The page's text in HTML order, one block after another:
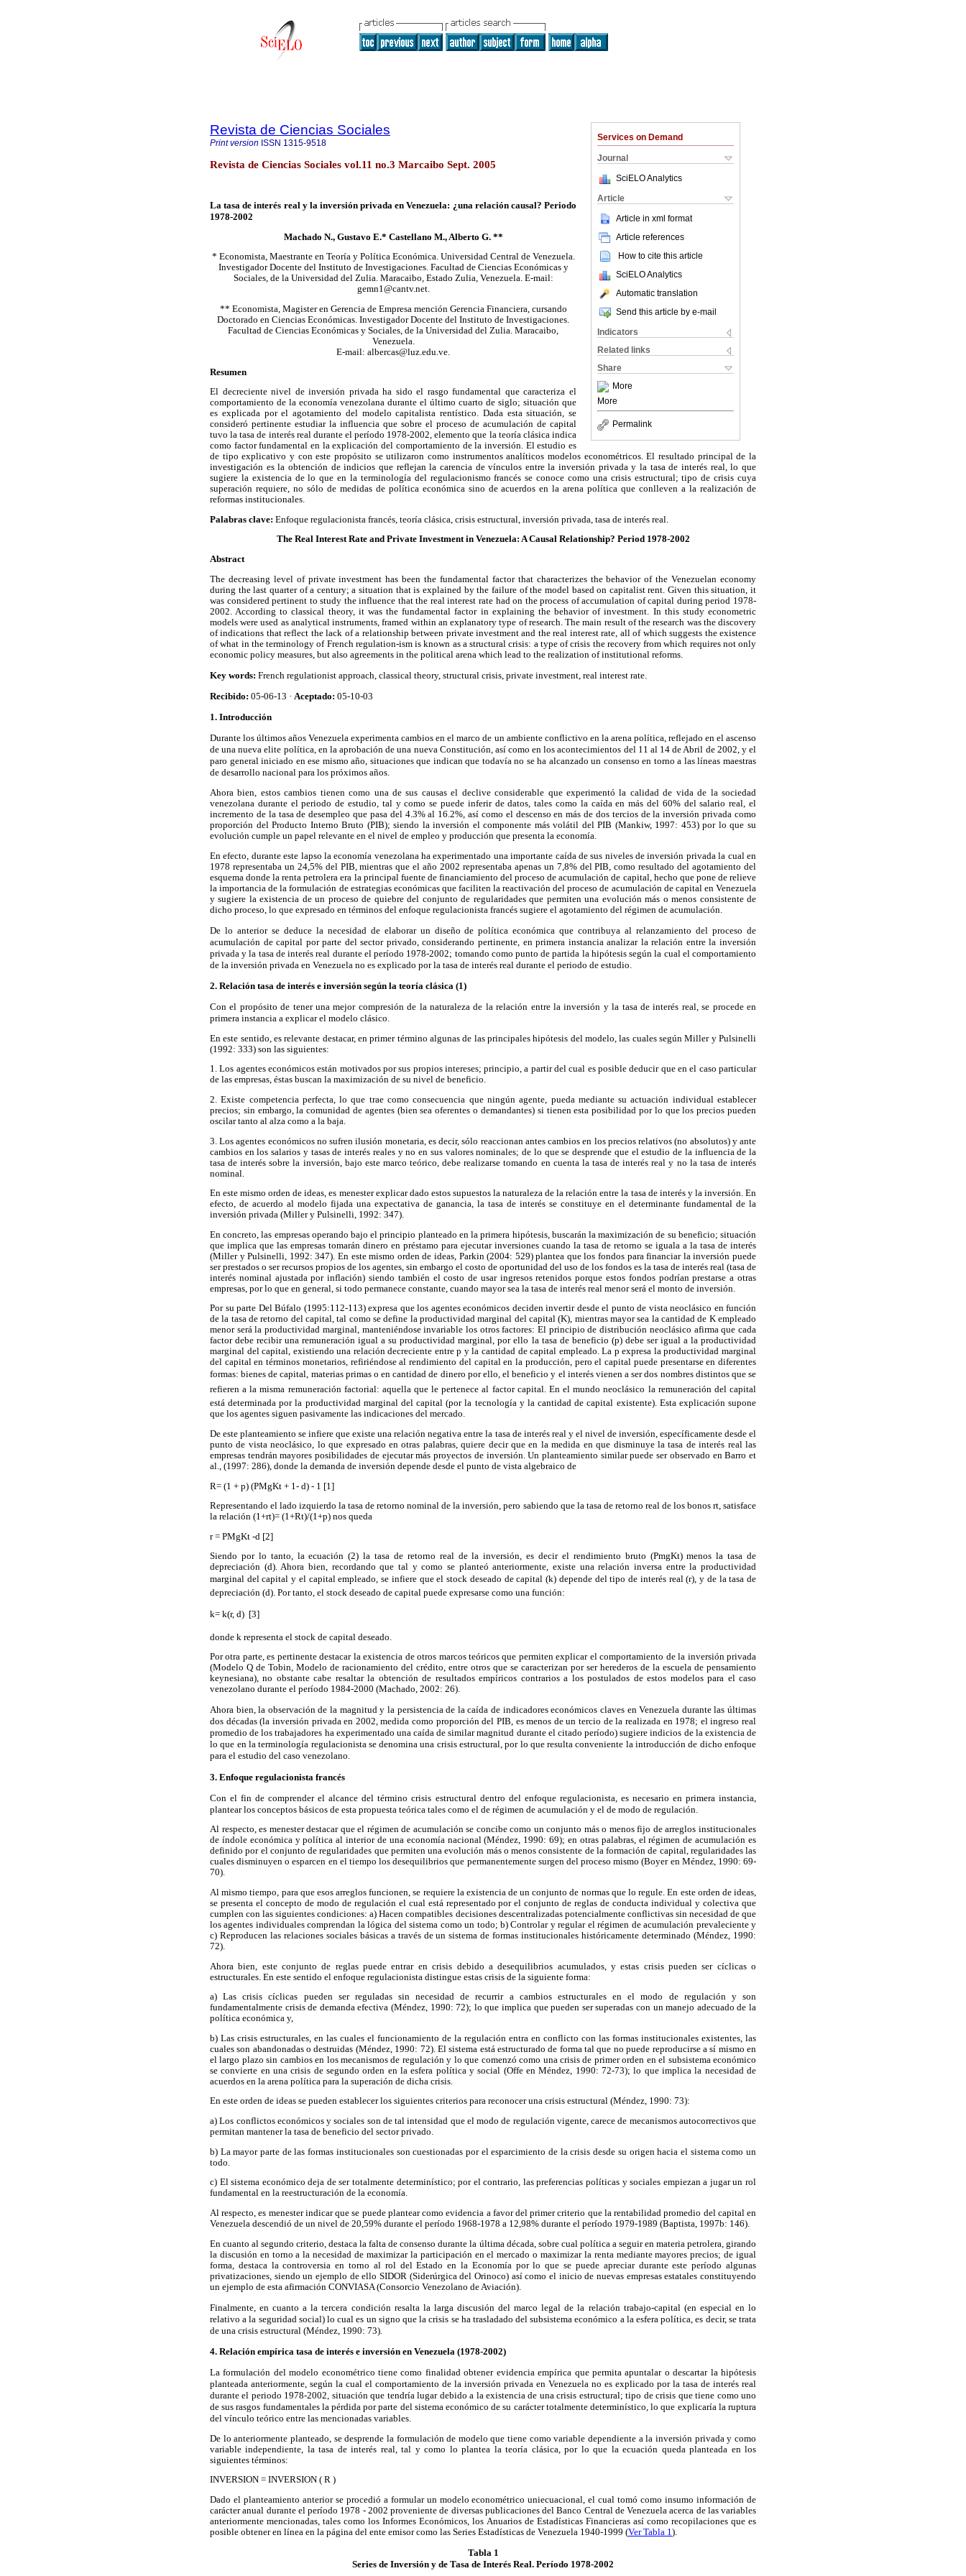
Services on Demand
Journal
SciELO Analytics
Article
Article in xml format
Article references
How to cite this article
SciELO Analytics
Automatic translation
Send this article by e-mail
Indicators
Related links
Share
More
More
Permalink
Revista de Ciencias Sociales
Print version ISSN 1315-9518
Revista de Ciencias Sociales vol.11 no.3 Marcaibo Sept. 2005
La tasa de interés real y la inversión privada en Venezuela: ¿una relación causal? Periodo
1978-2002
Machado N., Gustavo E.* Castellano M., Alberto G. **
* Economista, Maestrante en Teoría y Política Económica. Universidad Central de Venezuela.
Investigador Docente del Instituto de Investigaciones. Facultad de Ciencias Económicas y
Sociales, de la Universidad del Zulia. Maracaibo, Estado Zulia, Venezuela. E-mail:
gemn1@cantv.net.
** Economista, Magister en Gerencia de Empresa mención Gerencia Financiera, cursando
Doctorado en Ciencias Económicas. Investigador Docente del Instituto de Investigaciones.
Facultad de Ciencias Económicas y Sociales, de la Universidad del Zulia. Maracaibo,
Venezuela.
E-mail: albercas@luz.edu.ve.
Resumen
El decreciente nivel de inversión privada ha sido el rasgo fundamental que caracteriza el
comportamiento de la economía venezolana durante el último cuarto de siglo; situación que
es explicada por el agotamiento del modelo capitalista rentístico. Dada esta situación, se
consideró pertinente estudiar la influencia que sobre el proceso de acumulación de capital
tuvo la tasa de interés real durante el período 1978-2002, elemento que la teoría clásica indica
como factor fundamental en la explicación del comportamiento de la inversión. El estudio es
de tipo explicativo y con este propósito se utilizaron como instrumentos analíticos modelos econométricos. El resultado principal de la
investigación es la obtención de indicios que reflejan la carencia de vínculos entre la inversión privada y la tasa de interés real, lo que
sugiere la existencia de lo que en la terminología del regulacionismo francés se conoce como una crisis estructural; tipo de crisis cuya
superación requiere, no sólo de medidas de política económica sino de acuerdos en la arena política que conlleven a la realización de
reformas institucionales.
Palabras clave: Enfoque regulacionista francés, teoría clásica, crisis estructural, inversión privada, tasa de interés real.
The Real Interest Rate and Private Investment in Venezuela: A Causal Relationship? Period 1978-2002
Abstract
The decreasing level of private investment has been the fundamental factor that characterizes the behavior of the Venezuelan economy
during the last quarter of a century; a situation that is explained by the failure of the model based on capitalist rent. Given this situation, it
was considered pertinent to study the influence that the real interest rate had on the process of accumulation of capital during period 1978-
2002. According to classical theory, it was the fundamental factor in explaining the behavior of investment. In this study econometric
models were used as analytical instruments, framed within an explanatory type of research. The main result of the research was the discovery
of indications that reflect the lack of a relationship between private investment and the real interest rate, all of which suggests the existence
of what in the terminology of French regulation-ism is known as a structural crisis: a type of crisis the recovery from which requires not only
economic policy measures, but also agreements in the political arena which lead to the realization of institutional reforms.
Key words: French regulationist approach, classical theory, structural crisis, private investment, real interest rate.
Recibido: 05-06-13 · Aceptado: 05-10-03
1. Introducción
Durante los últimos años Venezuela experimenta cambios en el marco de un ambiente conflictivo en la arena política, reflejado en el ascenso
de una nueva elite política, en la aprobación de una nueva Constitución, así como en los acontecimientos del 11 al 14 de Abril de 2002, y el
paro general iniciado en ese mismo año, situaciones que indican que todavía no se ha alcanzado un consenso en torno a las líneas maestras
de desarrollo nacional para los próximos años.
Ahora bien, estos cambios tienen como una de sus causas el declive considerable que experimentó la calidad de vida de la sociedad
venezolana durante el periodo de estudio, tal y como se puede inferir de datos, tales como la caída en más del 60% del salario real, el
incremento de la tasa de desempleo que pasa del 4.3% al 16.2%, así como el descenso en más de dos tercios de la inversión privada como
proporción del Producto Interno Bruto (PIB); siendo la inversión el componente más volátil del PIB (Mankiw, 1997: 453) por lo que su
evolución cumple un papel relevante en el nivel de empleo y producción que presenta la economía.
En efecto, durante este lapso la economía venezolana ha experimentado una importante caída de sus niveles de inversión privada la cual en
1978 representaba un 24,5% del PIB, mientras que el año 2002 representaba apenas un 7,8% del PIB, como resultado del agotamiento del
esquema donde la renta petrolera era la principal fuente de financiamiento del proceso de acumulación de capital, hecho que pone de relieve
la importancia de la formulación de estrategias económicas que faciliten la reactivación del proceso de acumulación de capital en Venezuela
y sugiere la existencia de un proceso de quiebre del conjunto de regularidades que permiten una evolución más o menos consistente de
dicho proceso, lo que expresado en términos del enfoque regulacionista francés sugiere el agotamiento del régimen de acumulación.
De lo anterior se deduce la necesidad de elaborar un diseño de política económica que contribuya al relanzamiento del proceso de
acumulación de capital por parte del sector privado, considerando pertinente, en primera instancia analizar la relación entre la inversión
privada y la tasa de interés real durante el período 1978-2002; tomando como punto de partida la hipótesis según la cual el comportamiento
de la inversión privada en Venezuela no es explicado por la tasa de interés real durante el periodo de estudio.
2. Relación tasa de interés e inversión según la teoría clásica (1)
Con el propósito de tener una mejor compresión de la naturaleza de la relación entre la inversión y la tasa de interés real, se procede en
primera instancia a explicar el modelo clásico.
En este sentido, es relevante destacar, en primer término algunas de las principales hipótesis del modelo, las cuales según Miller y Pulsinelli
(1992: 333) son las siguientes:
1. Los agentes económicos están motivados por sus propios intereses; principio, a partir del cual es posible deducir que en el caso particular
de las empresas, éstas buscan la maximización de su nivel de beneficio.
2. Existe competencia perfecta, lo que trae como consecuencia que ningún agente, pueda mediante su actuación individual establecer
precios; sin embargo, la comunidad de agentes (bien sea oferentes o demandantes) si tienen esta posibilidad por lo que los precios pueden
oscilar tanto al alza como a la baja.
3. Los agentes económicos no sufren ilusión monetaria, es decir, sólo reaccionan antes cambios en los precios relativos (no absolutos) y ante
cambios en los salarios y tasas de interés reales y no en sus valores nominales; de lo que se desprende que el estudio de la influencia de la
tasa de interés sobre la inversión, bajo este marco teórico, debe realizarse tomando en cuenta la tasa de interés real y no la tasa de interés
nominal.
En este mismo orden de ideas, es menester explicar dado estos supuestos la naturaleza de la relación entre la tasa de interés y la inversión. En
efecto, de acuerdo al modelo fijada una expectativa de ganancia, la tasa de interés se constituye en el determinante fundamental de la
inversión privada (Miller y Pulsinelli, 1992: 347).
En concreto, las empresas operando bajo el principio planteado en la primera hipótesis, buscarán la maximización de su beneficio; situación
que implica que las empresas tomarán dinero en préstamo para ejecutar inversiones cuando la tasa de retorno se iguala a la tasa de interés
(Miller y Pulsinelli, 1992: 347). En este mismo orden de ideas, Parkin (2004: 529) plantea que los fondos para financiar la inversión puede
ser prestados o ser recursos propios de los agentes, sin embargo el costo de oportunidad del uso de los fondos es la tasa de interés real (tasa de
interés nominal ajustada por inflación) siendo también el costo de usar ingresos retenidos porque estos fondos podrían prestarse a otras
empresas, por lo que en general, si todo permanece constante, cuando mayor sea la tasa de interés real menor será el monto de inversión.
Por su parte Del Búfalo (1995:112-113) expresa que los agentes económicos deciden invertir desde el punto de vista neoclásico en función
de la tasa de retorno del capital, tal como se define la productividad marginal del capital (K), mientras mayor sea la cantidad de K empleado
menor será la productividad marginal, manteniéndose invariable los otros factores: El principio de distribución neoclásico afirma que cada
factor debe recibir una remuneración igual a su productividad marginal, por ello la tasa de beneficio (p) debe ser igual a la productividad
marginal del capital, existiendo una relación decreciente entre p y la cantidad de capital empleado. La p expresa la productividad marginal
del capital en términos monetarios, refiriéndose al rendimiento del capital en la producción, pero el capital puede presentarse en diferentes
formas: bienes de capital, materias primas o en cantidad de dinero por ello, el beneficio y el interés vienen a ser dos nombres distintos que se
refieren a la misma remuneración factorial: aquella que le pertenece al factor capital. En el mundo neoclásico la remuneración del capital
está determinada por la productividad marginal del capital (por la tecnología y la cantidad de capital existente). Esta explicación supone
que los agentes siguen pasivamente las indicaciones del mercado.
De este planteamiento se infiere que existe una relación negativa entre la tasa de interés real y el nivel de inversión, específicamente desde el
punto de vista neoclásico, lo que expresado en otras palabras, quiere decir que en la medida en que disminuye la tasa de interés real las
empresas tendrán mayores posibilidades de ejecutar más proyectos de inversión. Un planteamiento similar puede ser observado en Barro et
al., (1997: 286), donde la demanda de inversión depende desde el punto de vista algebraico de
R= (1 + p) (PMgKt + 1- d) - 1 [1]
Representando el lado izquierdo la tasa de retorno nominal de la inversión, pero sabiendo que la tasa de retorno real de los bonos rt, satisface
la relación (1+rt)= (1+Rt)/(1+p) nos queda
r = PMgKt -d [2]
Siendo por lo tanto, la ecuación (2) la tasa de retorno real de la inversión, es decir el rendimiento bruto (PmgKt) menos la tasa de
depreciación (d). Ahora bien, recordando que tal y como se planteó anteriormente, existe una relación inversa entre la productividad
marginal del capital y el capital empleado, se infiere que el stock deseado de capital (k) depende del tipo de interés real (r), y de la tasa de
depreciación (d). Por tanto, el stock deseado de capital puede expresarse como una función:
k= k(r, d)  [3]
donde k representa el stock de capital deseado.
Por otra parte, es pertinente destacar la existencia de otros marcos teóricos que permiten explicar el comportamiento de la inversión privada
(Modelo Q de Tobin, Modelo de racionamiento del crédito, entre otros que se caracterizan por ser herederos de la escuela de pensamiento
keynesiana), no obstante cabe resaltar la obtención de resultados empíricos contrarios a los postulados de estos modelos para el caso
venezolano durante el período 1984-2000 (Machado, 2002: 26).
Ahora bien, la observación de la magnitud y la persistencia de la caída de indicadores económicos claves en Venezuela durante las últimas
dos décadas (la inversión privada en 2002, medida como proporción del PIB, es menos de un tercio de la realizada en 1978; el ingreso real
promedio de los trabajadores ha experimentado una caída de similar magnitud durante el citado período) sugiere indicios de la existencia de
lo que en la terminología regulacionista se denomina una crisis estructural, por lo que resulta conveniente la introducción de dicho enfoque
para el estudio del caso venezolano.
3. Enfoque regulacionista francés
Con el fin de comprender el alcance del término crisis estructural dentro del enfoque regulacionista, es necesario en primera instancia,
plantear los conceptos básicos de esta propuesta teórica tales como el de régimen de acumulación y el de modo de regulación.
Al respecto, es menester destacar que el régimen de acumulación se concibe como un conjunto más o menos fijo de arreglos institucionales
de índole económica y política al interior de una economía nacional (Méndez, 1990: 69); en otras palabras, el régimen de acumulación es
definido por el conjunto de regularidades que permiten una evolución más o menos consistente de la formación de capital, regularidades las
cuales disminuyen o esparcen en el tiempo los desequilibrios que permanentemente surgen del proceso mismo (Boyer en Méndez, 1990: 69-
70).
Al mismo tiempo, para que esos arreglos funcionen, se requiere la existencia de un conjunto de normas que lo regule. En este orden de ideas,
se presenta el concepto de modo de regulación el cual está representado por el conjunto de reglas de conducta individual y colectiva que
cumplen con las siguientes condiciones: a) Hacen compatibles decisiones descentralizadas potencialmente conflictivas sin necesidad de que
los agentes individuales comprendan la lógica del sistema como un todo; b) Controlar y regular el régimen de acumulación prevaleciente y
c) Reproducen las relaciones sociales básicas a través de un sistema de formas institucionales históricamente determinado (Méndez, 1990:
72).
Ahora bien, este conjunto de reglas puede entrar en crisis debido a desequilibrios acumulados, y estas crisis pueden ser cíclicas o
estructurales. En este sentido el enfoque regulacionista distingue estas crisis de la siguiente forma:
a) Las crisis cíclicas pueden ser reguladas sin necesidad de recurrir a cambios estructurales en el modo de regulación y son
fundamentalmente crisis de demanda efectiva (Méndez, 1990: 72); lo que implica que pueden ser superadas con un manejo adecuado de la
política económica y,
b) Las crisis estructurales, en las cuales el funcionamiento de la regulación entra en conflicto con las formas institucionales existentes, las
cuales son abandonadas o destruidas (Méndez, 1990: 72). El sistema está estructurado de forma tal que no puede reproducirse a sí mismo en
el largo plazo sin cambios en los mecanismos de regulación y lo que comenzó como una crisis de primer orden en el subsistema económico
se convierte en una crisis de segundo orden en la esfera política y social (Offe en Méndez, 1990: 72-73); lo que implica la necesidad de
acuerdos en la arena política para la superación de dicha crisis.
En este orden de ideas se pueden establecer los siguientes criterios para reconocer una crisis estructural (Méndez, 1990: 73):
a) Los conflictos económicos y sociales son de tal intensidad que el modo de regulación vigente, carece de mecanismos autocorrectivos que
permitan mantener la tasa de beneficio del sector privado.
b) La mayor parte de las formas institucionales son cuestionadas por el esparcimiento de la crisis desde su origen hacia el sistema como un
todo.
c) El sistema económico deja de ser totalmente determinístico; por el contrario, las preferencias políticas y sociales empiezan a jugar un rol
fundamental en la reestructuración de la economía.
Al respecto, es menester indicar que se puede plantear como evidencia a favor del primer criterio que la rentabilidad promedio del capital en
Venezuela descendió de un nivel de 20,59% durante el período 1968-1978 a 12,98% durante el período 1979-1989 (Baptista, 1997b: 146).
En cuanto al segundo criterio, destaca la falta de consenso durante la última década, sobre cual política a seguir en materia petrolera, girando
la discusión en torno a la necesidad de maximizar la participación en el mercado o maximizar la renta mediante mayores precios; de igual
forma, destaca la controversia en torno al rol del Estado en la Economía por lo que se puede apreciar durante este período algunas
privatizaciones, siendo un ejemplo de ello SIDOR (Siderúrgica del Orinoco) así como el inicio de nuevas empresas estatales constituyendo
un ejemplo de esta afirmación CONVIASA (Consorcio Venezolano de Aviación).
Finalmente, en cuanto a la tercera condición resalta la larga discusión del marco legal de la relación trabajo-capital (en especial en lo
relativo a la seguridad social) lo cual es un signo que la crisis se ha trasladado del subsistema económico a la esfera política, es decir, se trata
de una crisis estructural (Méndez, 1990: 73).
4. Relación empírica tasa de interés e inversión en Venezuela (1978-2002)
La formulación del modelo econométrico tiene como finalidad obtener evidencia empírica que permita apuntalar o descartar la hipótesis
planteada anteriormente, según la cual el comportamiento de la inversión privada en Venezuela no es explicado por la tasa de interés real
durante el periodo 1978-2002, situación que tendría lugar debido a la existencia de una crisis estructural; tipo de crisis que tiene como uno
de sus rasgos fundamentales la pérdida por parte del sistema económico de su carácter totalmente determinístico, lo que explicaría la ruptura
del vínculo teórico entre las mencionadas variables.
De lo anteriormente planteado, se desprende la formulación de modelo que tiene como variable dependiente a la inversión privada y como
variable independiente, la tasa de interés real, tal y como lo plantea la teoría clásica, por lo que la ecuación queda planteada en los
siguientes términos:
INVERSION = INVERSION ( R )
Dado el planteamiento anterior se procedió a formular un modelo econométrico uniecuacional, el cual tomó como insumo información de
carácter anual durante el período 1978 - 2002 proveniente de diversas publicaciones del Banco Central de Venezuela acerca de las variables
anteriormente mencionadas, tales como los Informes Económicos, los Anuarios de Estadísticas Financieras así como recopilaciones que es
posible obtener en línea en la página del ente emisor como las Series Estadísticas de Venezuela 1940-1999 (Ver Tabla 1).
Tabla 1
Series de Inversión y de Tasa de Interés Real. Período 1978-2002